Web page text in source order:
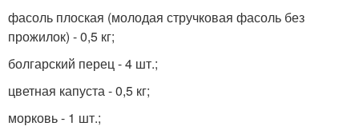
фасоль плоская (молодая стручковая фасоль без
прожилок) - 0,5 кг;
болгарский перец - 4 шт.;
цветная капуста - 0,5 кг;
морковь - 1 шт.;